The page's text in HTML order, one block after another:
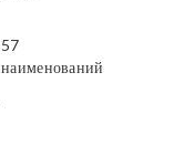
57
наименований